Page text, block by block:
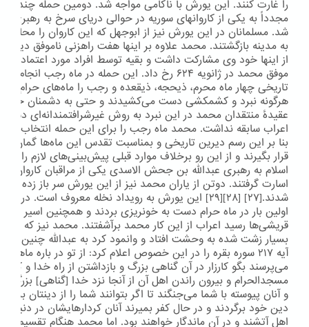
مجدداً به یکی از کاروانهای سوریه در حوالی دریای سرخ به
شد. مسلمانان در این یورش نیز از ابوجهل که این کاروان را
به مدینه بازگشتند. محمد علاوه بر اینها هفت راهزنی ناموفق دیگر
از اینها خود وی مشارکت داشت و بقیه توسط افراد مورد اعتماد
موفق محمد در ژانویه ۶۲۴ رخ داد. این حمله در ماه
تاریخی چهار ماه محرم، ذیحجه، ذیقعده و رجب را ماه‌های حرام
هرگونه نبرد و کشمکشی دست می‌کشیدند و حتی به دشمنان خود
عقیدهٔ منتقدان محمد در این نبرد به روش غیرشرافتمندانه‌ای دست
اعراب سابقه نداشت. محمد ماه رجب را برای این حمله انتخاب
بنا بر این رسم دیرین تاریخی و بمناسبت تقدس این ماه‌ها گمان
قرار بگیرند و از این رو برخلاف موارد قبلی پیش‌بینی‌های لازم را
اسلام به رهبری عبدالله بن جحش الاسدی یکی از مراقبان کاروان را
اسارت گرفتند. دوتن از یاران محمد نیز از این یورش سر باز زده
شدند.[۲۷] [۲۸][۲۹] این یورش به رویداد نخله معروف است. در
اولین بار در ماه حرام دست به خونریزی بردند و همچنین اسیر
قریشی‌ها رسید اعراب از این کار محمد برآشفتند. محمد نیز که
آیه ۲۱۷ سوره بقره را در این خصوص اعلام کرد: از تو در باره
می‌پرسند بگو کارزار در آن گناهی بزرگ و بازداشتن از راه خدا و کفر
مسجدالحرام و بیرون راندن اهل آن از آنجا نزد خدا [گناهی] بزرگتر
و آنان پیوسته با شما می‌جنگند تا اگر بتوانند شما را از دینتان
دین خود برگردند و در حال کفر بمیرند آنان کردارهایشان در دنیا
اهل آتشند و در آن ماندگار خواهند بود. اما محمد هنگام تقسیم